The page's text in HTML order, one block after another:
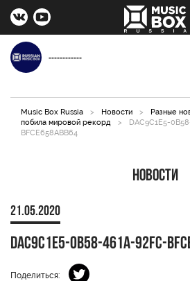
------------
Music Box Russia > Новости > Разные
побила мировой рекорд
>
DAC9C1E5-
BFCE658ABB64
Новости
21.05.2020
DAC9C1E5-0B58-461A-92FC-
Поделиться: